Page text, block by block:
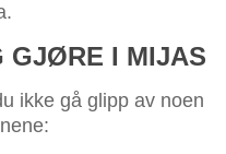
GJØRE I MIJAS
ikke gå glipp av noen